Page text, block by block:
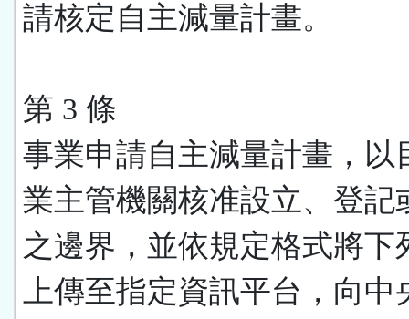
請核定自主減量計畫。
第 3 條
事業申請自主減量計畫，以
業主管機關核准設立、登記
之邊界，並依規定格式將下
上傳至指定資訊平台，向中